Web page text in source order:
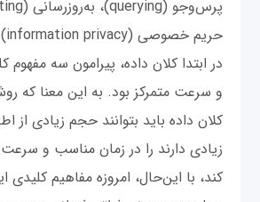
حریم خصوصی (information privacy) است.
در ابتدا کلان داده، پیرامون سه
و سرعت متمرکز بود. به این معنا که
کلان داده باید بتوانند حجم زیادی از
زیادی دارند را در زمان مناسب و
کند، با این‌حال، امروزه مفاهیم کلیدی